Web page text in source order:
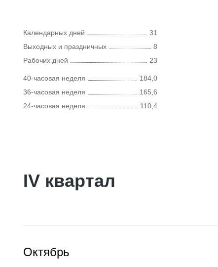
Календарных дней
31
Выходных и праздничных
8
Рабочих дней
23
40-часовая неделя
184,0
36-часовая неделя
165,6
24-часовая неделя
110,4
IV квартал
Октябрь